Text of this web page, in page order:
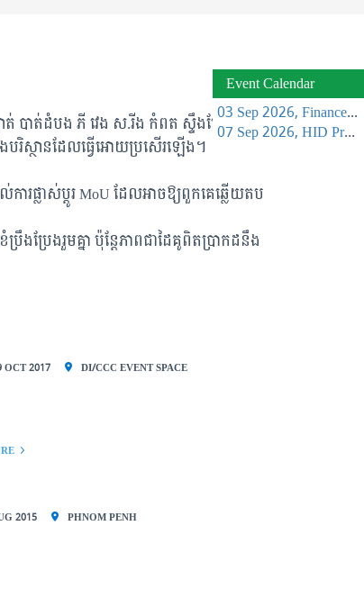
បាត់ដំបង ភី វេង ស.រីង កំពត ស្ទឹងត្រែង និង
រិស្ថានដែលធ្វើអោយប្រសើរឡើង។
ារផ្លាស់ប្តូរ MoU ដែលអាចឱ្យពួកគេឆ្លើយតប
ប្រែងរួមគ្នា ប៉ុន្តែភាពជាដៃគូពិតប្រាកដនឹង
OCT 2017 DI/CCC EVENT SPACE
2015 PHNOM PENH
Event Calendar
03 Sep 2026, Finance Learning Forum
07 Sep 2026, HID Project Management Training